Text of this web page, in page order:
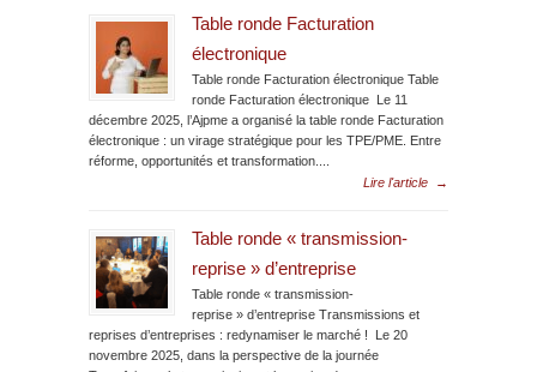
Table ronde Facturation
électronique
Table ronde Facturation électronique Table
ronde Facturation électronique Le 11
décembre 2025, l’Ajpme a organisé la table ronde Facturation
électronique : un virage stratégique pour les TPE/PME. Entre
réforme, opportunités et transformation....
Lire l'article
→
Table ronde « transmission-
reprise » d’entreprise
Table ronde « transmission-
reprise » d’entreprise Transmissions et
reprises d’entreprises : redynamiser le marché ! Le 20
novembre 2025, dans la perspective de la journée